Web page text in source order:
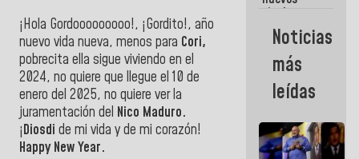
¡Hola Gordooooooooo!, ¡Gordito!, año
nuevo vida nueva, menos para Cori,
pobrecita ella sigue viviendo en el
2024, no quiere que llegue el 10 de
enero del 2025, no quiere ver la
juramentación del Nico Maduro.
¡Diosdi de mi vida y de mi corazón!
Happy New Year.
titulares en
Viceministerio
de Energía
Eléctrica y
CORPOELEC
Noticias
más
leídas